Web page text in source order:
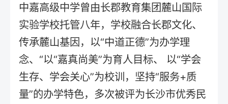
中嘉高级中学曾由长郡教育集团麓山国际
实验学校托管八年，学校融合长郡文化、
传承麓山基因，以“中道正德”为办学理
念、“以“嘉真尚美”为育人目标、 以“学会
生存、学会关心”为校训，坚持“服务+质
量”的办学特色，多次被评为长沙市优秀民